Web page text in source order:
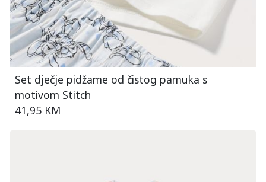
Set dječje pidžame od čistog pamuka s
motivom Stitch
41,95 KM